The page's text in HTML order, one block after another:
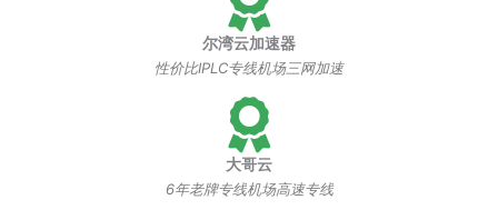
尔湾云加速器
性价比IPLC专线机场三网加速
大哥云
6年老牌专线机场高速专线